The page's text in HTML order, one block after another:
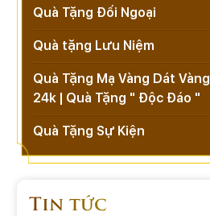
Quà Tặng Đối Ngoại
Quà tặng Lưu Niệm
Quà Tặng Mạ Vàng Dát Vàng
24k | Quà Tặng " Độc Đáo "
Quà Tặng Sự Kiện
Tin tức